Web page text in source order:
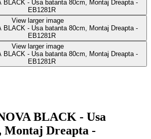
View larger image
View larger image
BLACK - Usa
Montaj Dreapta -